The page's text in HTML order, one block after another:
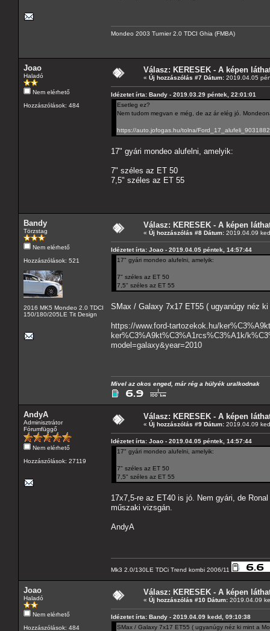
Mondeo 2003 Turnier 2.0 TDCI Ghia (FMBA)
Joao
Haladó
Nem elérhető
Hozzászólások: 484
Válasz: KERESEK - A képen
« Új hozzászólás #7 Dátum: 2019.04.05
Idézetet írta: Bandy - 2019.03.29 péntek, 22:01:01
Esetleg ez?
Nem tudom megvan e még, de az ár elég jó.
https://auto.jofogas.hu/tolna/
17" gyári mondeo alufelni, amelyik:
7" széles az ET 50
7,5" széles az ET 55
Bandy
Törzstag
Nem elérhető
Hozzászólások: 521
2016 MK5 Mondeo 2.0 TDCI
150/180/205LE Tit Design
Válasz: KERESEK - A képen
« Új hozzászólás #8 Dátum: 2019.04.09
Idézetet írta: Joao - 2019.04.05 péntek, 14:57:44
17" gyári mondeo alufelni, amelyik:
7" széles az ET 50
7,5" széles az ET 55
SMax / Galaxy 7x17 ET55 ( ugyanúgy néz
https://www.ford-tartozekok.hu/
ker%C3%A9kt%C3%A1rcs%C3%A1k/
model=galaxy&year=2010
Mivel az okos enged, már rég a hülyék uralkodnak
AndyA
Adminisztrátor
Fórumfüggő
Nem elérhető
Hozzászólások: 27119
Válasz: KERESEK - A képen
« Új hozzászólás #9 Dátum: 2019.04.09
Idézetet írta: Joao - 2019.04.05 péntek, 14:57:44
17" gyári mondeo alufelni, amelyik:
7" széles az ET 50
7,5" széles az ET 55
17x7,5-re az ET40 is jó. Nem gyári, de
műszaki vizsgán.
AndyA
Mk3 2.0/130LE TDCi Trend kombi 2006/11
Joao
Haladó
Nem elérhető
Hozzászólások: 484
Válasz: KERESEK - A képen
« Új hozzászólás #10 Dátum: 2019.04.09
Idézetet írta: Bandy - 2019.04.09 kedd, 09:10:38
SMax / Galaxy 7x17 ET55 ( ugyanúgy néz ki mint a